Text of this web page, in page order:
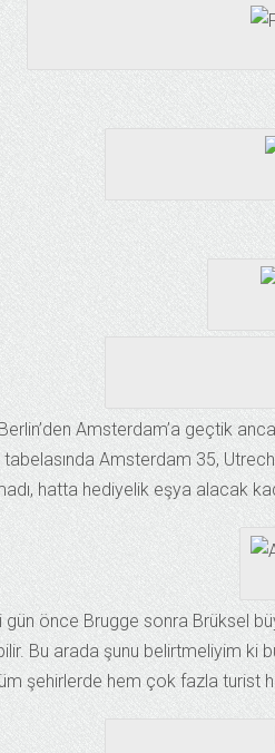
Amsterdam’a geçtik
tabelasında Amsterdam 35,
hatta hediyelik eşya alacak
önce Brugge sonra Brüksel
Bu arada şunu belirtmeliyim ki
şehirlerde hem çok fazla turist